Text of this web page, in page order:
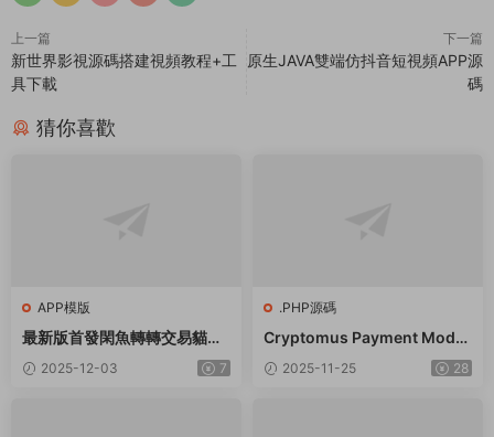
上一篇
新世界影視源碼搭建視頻教程+工
具下載
下一篇
原生JAVA雙端仿抖音短視頻APP源
碼
猜你喜歡
APP模版
最新版首發閑魚轉轉交易貓客
服台客服系統源碼
2025-12-03 7
.PHP源碼
Cryptomus Payment Modul
e for Smartpanel
2025-11-25 28